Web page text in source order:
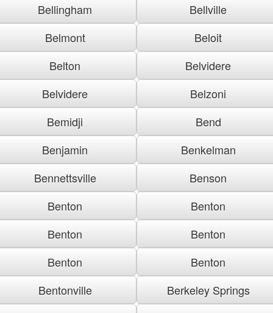
Bellingham
Bellville
Belmont
Beloit
Belton
Belvidere
Belvidere
Belzoni
Bemidji
Bend
Benjamin
Benkelman
Bennettsville
Benson
Benton
Benton
Benton
Benton
Benton
Benton
Bentonville
Berkeley Springs